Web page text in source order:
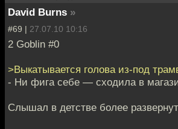
David Burns »
#69 | 27.07.10 10:16
2 Goblin #0
>Выкатывается голова из-под
- Ни фига себе — сходила в
Слышал в детстве более